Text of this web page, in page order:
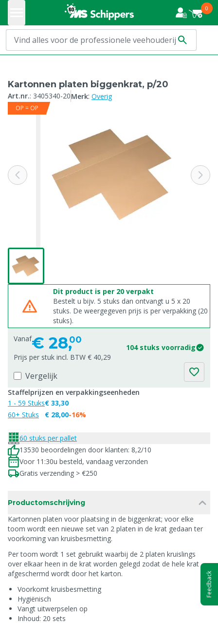
0
Kartonnen platen biggenkrat, p/20
Art.nr.: 3405340-20Merk: Overig
OP = OP
Dit product is per 20 verpakt
Bestelt u bijv. 5 stuks dan ontvangt u 5 x 20
stuks. De weergegeven prijs is per verpakking (20
stuks).
Vanaf€ 28,00
104 stuks voorradig
Prijs per stuk incl. BTW € 40,29
Vergelijk
Staffelprijzen en verpakkingseenheden
1 - 59 Stuks
60+ Stuks
€ 33,30
€ 28,00-16%
60 stuks per pallet
13530 beoordelingen door klanten: 8,2/10
Voor 11:30u besteld, vandaag verzonden
Gratis verzending > €250
Productomschrijving
Kartonnen platen voor plaatsing in de biggenkrat; voor elke
toom wordt een nieuwe set van 2 platen in de krat gedaan ter
voorkoming van kruisbesmetting.
Per toom wordt 1 set gebruikt waarbij de 2 platen kruislings
over elkaar heen in de krat worden gelegd zodat de hele krat
afgeschermd wordt door het karton.
Voorkomt kruisbesmetting
Hygiënisch
Vangt uitwerpselen op
Inhoud: 20 sets
Feedback